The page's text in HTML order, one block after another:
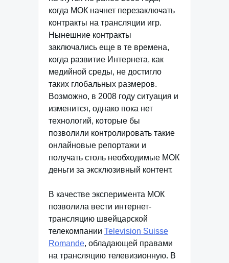
когда МОК начнет перезаключать
контракты на трансляции игр.
Нынешние контракты
заключались еще в те времена,
когда развитие Интернета, как
медийной среды, не достигло
таких глобальных размеров.
Возможно, в 2008 году ситуация и
изменится, однако пока нет
технологий, которые бы
позволили контролировать такие
онлайновые репортажи и
получать столь необходимые МОК
деньги за эксклюзивный контент.
В качестве эксперимента МОК
позволила вести интернет-
трансляцию швейцарской
телекомпании Television Suisse
Romande, обладающей правами
на трансляцию телевизионную. В